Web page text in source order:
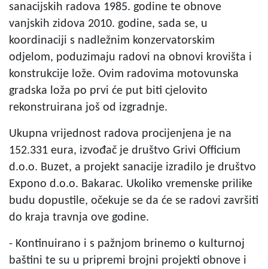
sanacijskih radova 1985. godine te obnove
vanjskih zidova 2010. godine, sada se, u
koordinaciji s nadležnim konzervatorskim
odjelom, poduzimaju radovi na obnovi krovišta i
konstrukcije lože. Ovim radovima motovunska
gradska loža po prvi će put biti cjelovito
rekonstruirana još od izgradnje.
Ukupna vrijednost radova procijenjena je na
152.331 eura, izvođač je društvo Grivi Officium
d.o.o. Buzet, a projekt sanacije izradilo je društvo
Expono d.o.o. Bakarac. Ukoliko vremenske prilike
budu dopustile, očekuje se da će se radovi završiti
do kraja travnja ove godine.
- Kontinuirano i s pažnjom brinemo o kulturnoj
baštini te su u pripremi brojni projekti obnove i